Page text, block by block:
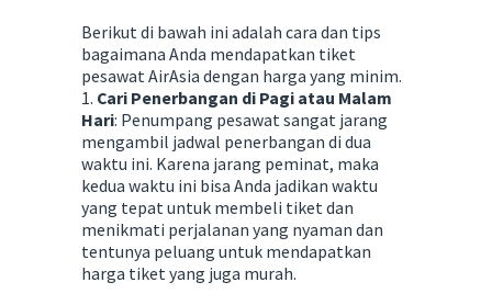
Berikut di bawah ini adalah cara dan tips
bagaimana Anda mendapatkan tiket
pesawat AirAsia dengan harga yang minim.
1. Cari Penerbangan di Pagi atau Malam
Hari: Penumpang pesawat sangat jarang
mengambil jadwal penerbangan di dua
waktu ini. Karena jarang peminat, maka
kedua waktu ini bisa Anda jadikan waktu
yang tepat untuk membeli tiket dan
menikmati perjalanan yang nyaman dan
tentunya peluang untuk mendapatkan
harga tiket yang juga murah.